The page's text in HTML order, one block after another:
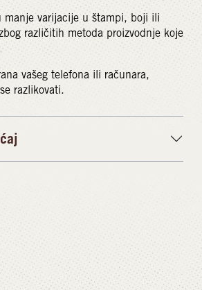
manje varijacije u štampi, boji ili
različitih metoda proizvodnje koje
vašeg telefona ili računara,
razlikovati.